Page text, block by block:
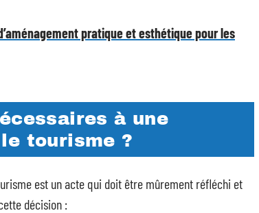
pratique et esthétique pour les
à une
tourisme ?
est un acte qui doit être mûrement réfléchi et
décision :